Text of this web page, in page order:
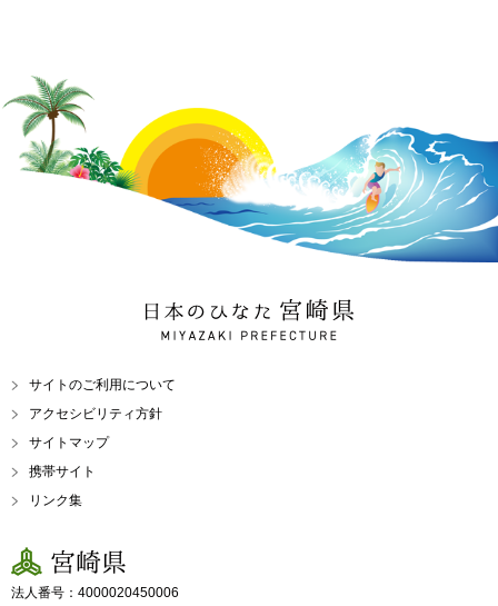
日本のひなた 宮崎県
MIYAZAKI PREFECTURE
サイトのご利用について
アクセシビリティ方針
サイトマップ
携帯サイト
リンク集
宮崎県
法人番号：4000020450006